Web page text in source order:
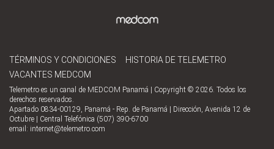
TÉRMINOS Y CONDICIONES
HISTORIA DE TELEMETRO
VACANTES MEDCOM
Telemetro es un canal de MEDCOM Panamá | Copyright © 2026. Todos los
derechos reservados.
Apartado 0834-00129, Panamá - Rep. de Panamá | Dirección, Avenida 12 de
Octubre | Central Telefónica (507) 390-6700
email: internet@telemetro.com